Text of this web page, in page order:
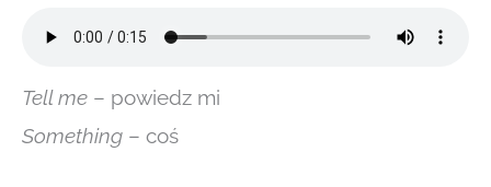
Tell me – powiedz mi
Something – coś